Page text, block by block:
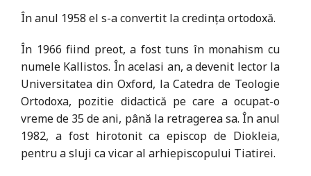
În anul 1958 el s-a convertit la credința ortodoxă.
În 1966 fiind preot, a fost tuns în monahism cu
numele Kallistos. În acelasi an, a devenit lector la
Universitatea din Oxford, la Catedra de Teologie
Ortodoxa, pozitie didactică pe care a ocupat-o
vreme de 35 de ani, până la retragerea sa. În anul
1982, a fost hirotonit ca episcop de Diokleia,
pentru a sluji ca vicar al arhiepiscopului Tiatirei.